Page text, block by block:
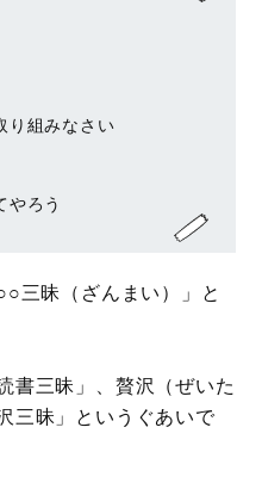
り組みなさい
やろう
三昧（ざんまい）」と
書三昧」、贅沢（ぜいた
三昧」というぐあいで